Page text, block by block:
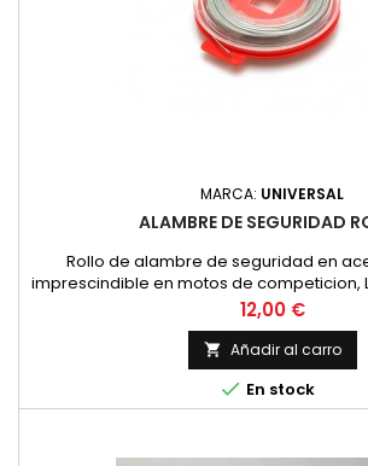
MARCA: UNIVERSAL
ALAMBRE DE SEGURIDAD
Rollo de alambre de seguridad en
imprescindible en motos de competicion,
y diametro 0.8 mm.
Precio
12,00 €
 Añadir al carro
 En stock